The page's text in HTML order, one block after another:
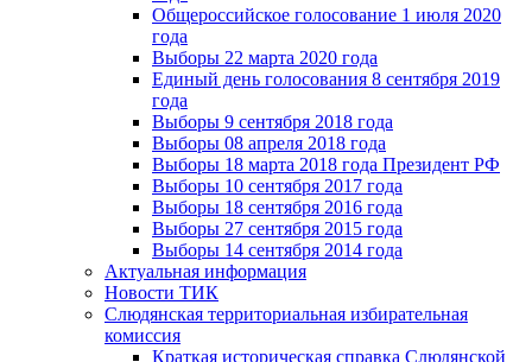
Общероссийское голосование 1 июля 2020
года
Выборы 22 марта 2020 года
Единый день голосования 8 сентября 2019
года
Выборы 9 сентября 2018 года
Выборы 08 апреля 2018 года
Выборы 18 марта 2018 года Президент РФ
Выборы 10 сентября 2017 года
Выборы 18 сентября 2016 года
Выборы 27 сентября 2015 года
Выборы 14 сентября 2014 года
Актуальная информация
Новости ТИК
Слюдянская территориальная избирательная
комиссия
Краткая историческая справка Слюдянской